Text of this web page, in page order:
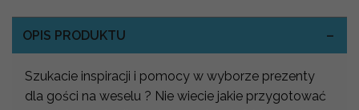
OPIS PRODUKTU
Szukacie inspiracji i pomocy w wyborze prezenty
dla gości na weselu ? Nie wiecie jakie przygotować